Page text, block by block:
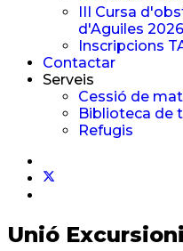
III Cursa
d'Aguiles 2026
Inscripcions
Contactar
Serveis
Cessió de
Biblioteca de
Refugis
Unió